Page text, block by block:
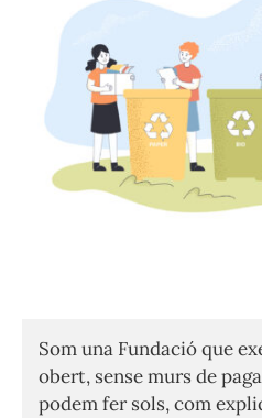
Som una Fundació que
obert, sense murs de
podem fer sols, com